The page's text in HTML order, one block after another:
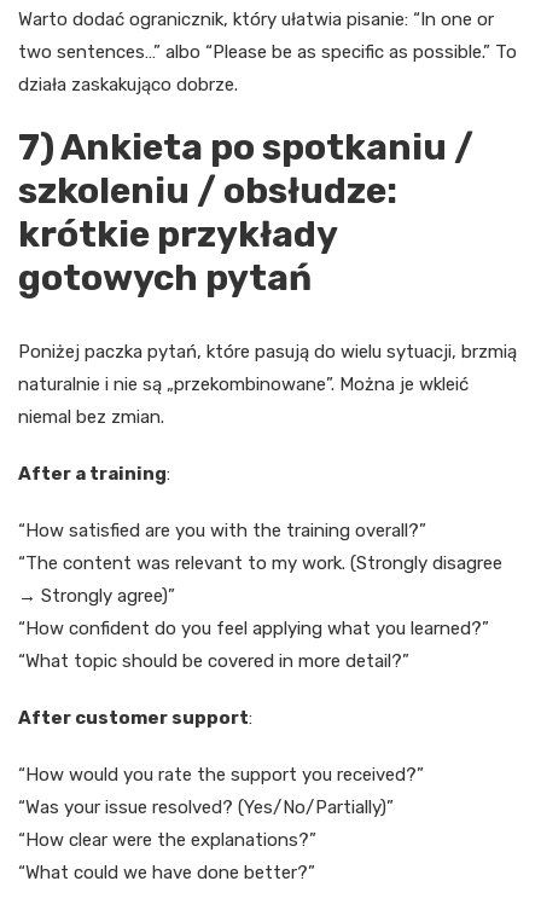
Warto dodać ogranicznik, który ułatwia pisanie: “In one or
two sentences…” albo “Please be as specific as possible.” To
działa zaskakująco dobrze.
7) Ankieta po spotkaniu /
szkoleniu / obsłudze:
krótkie przykłady
gotowych pytań
Poniżej paczka pytań, które pasują do wielu sytuacji, brzmią
naturalnie i nie są „przekombinowane”. Można je wkleić
niemal bez zmian.
After a training:
“How satisfied are you with the training overall?”
“The content was relevant to my work. (Strongly disagree
→ Strongly agree)”
“How confident do you feel applying what you learned?”
“What topic should be covered in more detail?”
After customer support:
“How would you rate the support you received?”
“Was your issue resolved? (Yes/No/Partially)”
“How clear were the explanations?”
“What could we have done better?”